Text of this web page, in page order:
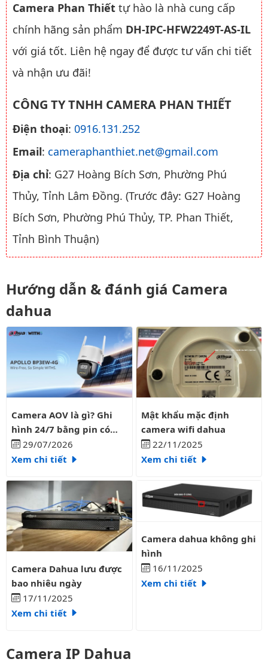
Camera Phan Thiết tự hào là nhà cung cấp
chính hãng sản phẩm DH-IPC-HFW2249T-AS-IL
với giá tốt. Liên hệ ngay để được tư vấn chi tiết
và nhận ưu đãi!
CÔNG TY TNHH CAMERA PHAN THIẾT
Điện thoại: 0916.131.252
Email: cameraphanthiet.net@gmail.com
Địa chỉ: G27 Hoàng Bích Sơn, Phường Phú
Thủy, Tỉnh Lâm Đồng. (Trước đây: G27 Hoàng
Bích Sơn, Phường Phú Thủy, TP. Phan Thiết,
Tỉnh Bình Thuận)
Hướng dẫn & đánh giá Camera
dahua
Camera AOV là gì? Ghi hình 24/7 bằng pin có liên tục?
Camera AOV là gì? Ghi
hình 24/7 bằng pin có
liên tục?
29/07/2026
Xem chi tiết
Mật khẩu mặc định camera
Mật khẩu mặc định
camera wifi dahua
22/11/2025
Xem chi tiết
Camera Dahua lưu được bao nhiêu ngày
Camera Dahua lưu được
bao nhiêu ngày
17/11/2025
Xem chi tiết
Camera dahua không ghi hình
Camera dahua không ghi
hình
16/11/2025
Xem chi tiết
Camera IP Dahua